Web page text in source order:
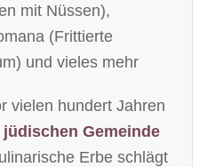
mit Nüssen),
(Frittierte
und vieles mehr
vielen hundert Jahren
Gemeinde
Erbe schlägt